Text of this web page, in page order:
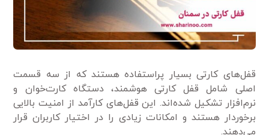
قفل‌های کارتی بسیار پراستفاده هستند که از سه قسمت
اصلی شامل قفل کارتی هوشمند، دستگاه کارت‌خوان و
نرم‌افزار تشکیل شده‌اند. این قفل‌های کارآمد از امنیت بالایی
برخوردار هستند و امکانات زیادی را در اختیار کاربران قرار
می‌دهند.